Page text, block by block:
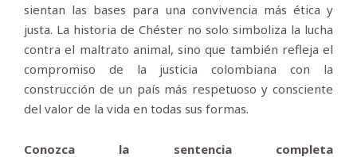
sientan las bases para una convivencia más ética y
justa. La historia de Chéster no solo simboliza la lucha
contra el maltrato animal, sino que también refleja el
compromiso de la justicia colombiana con la
construcción de un país más respetuoso y consciente
del valor de la vida en todas sus formas.
Conozca la sentencia completa